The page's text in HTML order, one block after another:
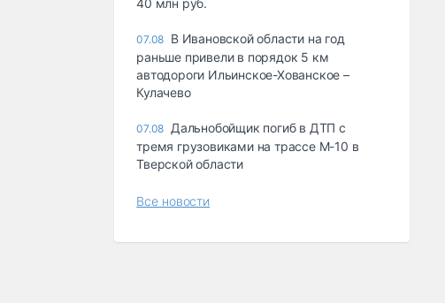
40 млн руб.
07.08 В Ивановской области на год
раньше привели в порядок 5 км
автодороги Ильинское-Хованское –
Кулачево
07.08 Дальнобойщик погиб в ДТП с
тремя грузовиками на трассе М-10 в
Тверской области
Все новости